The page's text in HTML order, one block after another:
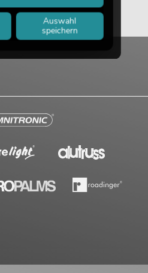
Auswahl
speichern